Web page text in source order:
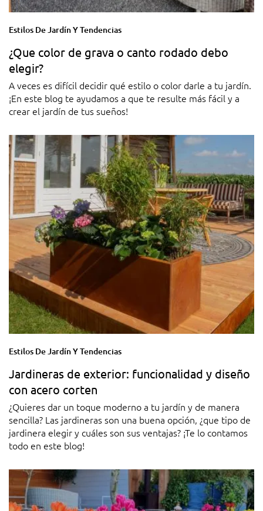
Estilos De Jardín Y Tendencias
¿Que color de grava o canto rodado debo
elegir?
A veces es difícil decidir qué estilo o color darle a tu jardín.
¡En este blog te ayudamos a que te resulte más fácil y a
crear el jardín de tus sueños!
Estilos De Jardín Y Tendencias
Jardineras de exterior: funcionalidad y diseño
con acero corten
¿Quieres dar un toque moderno a tu jardín y de manera
sencilla? Las jardineras son una buena opción, ¿que tipo de
jardinera elegir y cuáles son sus ventajas? ¡Te lo contamos
todo en este blog!